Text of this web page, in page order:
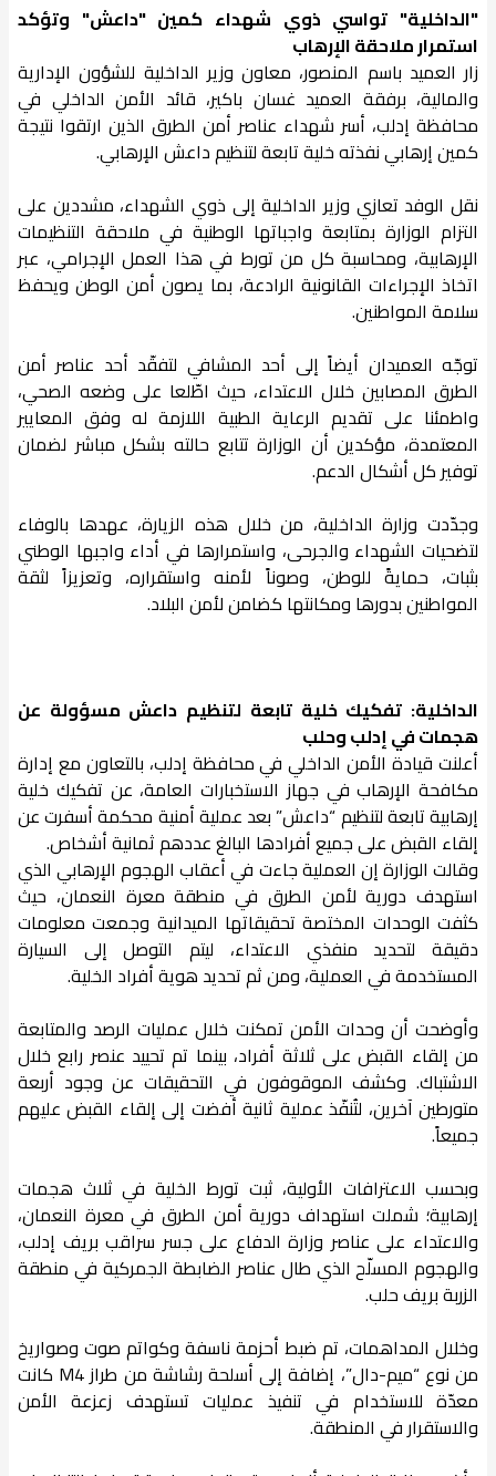
"الداخلية" تواسي ذوي شهداء كمين "داعش" وتؤكد
استمرار ملاحقة الإرهاب
زار العميد باسم المنصور، معاون وزير الداخلية للشؤون الإدارية
والمالية، برفقة العميد غسان باكير، قائد الأمن الداخلي في
محافظة إدلب، أسر شهداء عناصر أمن الطرق الذين ارتقوا نتيجة
كمين إرهابي نفذته خلية تابعة لتنظيم داعش الإرهابي.
نقل الوفد تعازي وزير الداخلية إلى ذوي الشهداء، مشددين على
التزام الوزارة بمتابعة واجباتها الوطنية في ملاحقة التنظيمات
الإرهابية، ومحاسبة كل من تورط في هذا العمل الإجرامي، عبر
اتخاذ الإجراءات القانونية الرادعة، بما يصون أمن الوطن ويحفظ
سلامة المواطنين.
توجّه العميدان أيضاً إلى أحد المشافي لتفقّد أحد عناصر أمن
الطرق المصابين خلال الاعتداء، حيث اطّلعا على وضعه الصحي،
واطمئنا على تقديم الرعاية الطبية اللازمة له وفق المعايير
المعتمدة، مؤكدين أن الوزارة تتابع حالته بشكل مباشر لضمان
توفير كل أشكال الدعم.
وجدّدت وزارة الداخلية، من خلال هذه الزيارة، عهدها بالوفاء
لتضحيات الشهداء والجرحى، واستمرارها في أداء واجبها الوطني
بثبات، حمايةً للوطن، وصوناً لأمنه واستقراره، وتعزيزاً لثقة
المواطنين بدورها ومكانتها كضامن لأمن البلاد.
الداخلية: تفكيك خلية تابعة لتنظيم داعش مسؤولة عن
هجمات في إدلب وحلب
أعلنت قيادة الأمن الداخلي في محافظة إدلب، بالتعاون مع إدارة
مكافحة الإرهاب في جهاز الاستخبارات العامة، عن تفكيك خلية
إرهابية تابعة لتنظيم “داعش” بعد عملية أمنية محكمة أسفرت عن
إلقاء القبض على جميع أفرادها البالغ عددهم ثمانية أشخاص.
وقالت الوزارة إن العملية جاءت في أعقاب الهجوم الإرهابي الذي
استهدف دورية لأمن الطرق في منطقة معرة النعمان، حيث
كثفت الوحدات المختصة تحقيقاتها الميدانية وجمعت معلومات
دقيقة لتحديد منفذي الاعتداء، ليتم التوصل إلى السيارة
المستخدمة في العملية، ومن ثم تحديد هوية أفراد الخلية.
وأوضحت أن وحدات الأمن تمكنت خلال عمليات الرصد والمتابعة
من إلقاء القبض على ثلاثة أفراد، بينما تم تحييد عنصر رابع خلال
الاشتباك. وكشف الموقوفون في التحقيقات عن وجود أربعة
متورطين آخرين، لتُنفّذ عملية ثانية أفضت إلى إلقاء القبض عليهم
جميعاً.
وبحسب الاعترافات الأولية، ثبت تورط الخلية في ثلاث هجمات
إرهابية؛ شملت استهداف دورية أمن الطرق في معرة النعمان،
والاعتداء على عناصر وزارة الدفاع على جسر سراقب بريف إدلب،
والهجوم المسلّح الذي طال عناصر الضابطة الجمركية في منطقة
الزربة بريف حلب.
وخلال المداهمات، تم ضبط أحزمة ناسفة وكواتم صوت وصواريخ
من نوع “ميم-دال”، إضافة إلى أسلحة رشاشة من طراز M4 كانت
معدّة للاستخدام في تنفيذ عمليات تستهدف زعزعة الأمن
والاستقرار في المنطقة.